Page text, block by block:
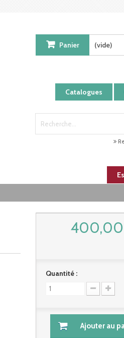
Catalogues
Panier (vide)
Quantité :
Ajouter au